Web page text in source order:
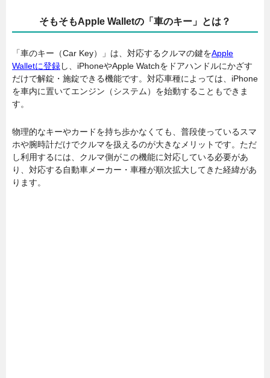
そもそもApple Walletの「車のキー」とは？
「車のキー（Car Key）」は、対応するクルマの鍵をApple
Walletに登録し、iPhoneやApple Watchをドアハンドルにかざす
だけで解錠・施錠できる機能です。対応車種によっては、iPhone
を車内に置いてエンジン（システム）を始動することもできま
す。
物理的なキーやカードを持ち歩かなくても、普段使っているスマ
ホや腕時計だけでクルマを扱えるのが大きなメリットです。ただ
し利用するには、クルマ側がこの機能に対応している必要があ
り、対応する自動車メーカー・車種が順次拡大してきた経緯があ
ります。